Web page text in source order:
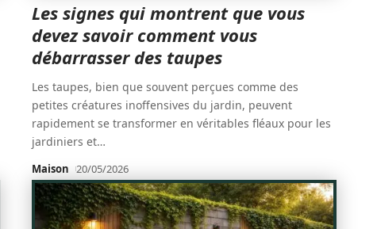
Les signes qui montrent que vous
devez savoir comment vous
débarrasser des taupes
Les taupes, bien que souvent perçues comme des
petites créatures inoffensives du jardin, peuvent
rapidement se transformer en véritables fléaux pour les
jardiniers et…
Maison 20/05/2026